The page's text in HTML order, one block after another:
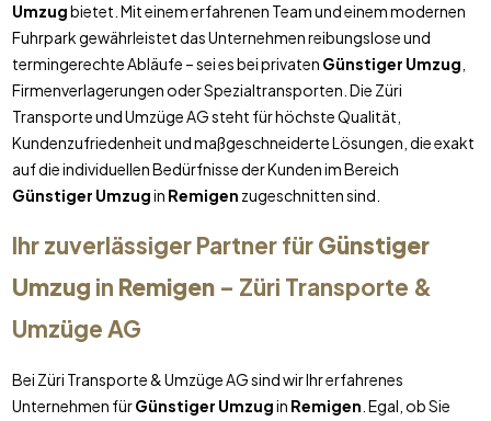
Umzugbietet. Mit einem erfahrenen Team und einem modernen
Fuhrpark gewährleistet das Unternehmen reibungslose und
termingerechte Abläufe – sei es bei privaten Günstiger Umzug
Firmenverlagerungen oder Spezialtransporten. Die Züri
Transporte und Umzüge AG steht für höchste Qualität,
Kundenzufriedenheit und maßgeschneiderte Lösungen, die exakt
auf die individuellen Bedürfnisse der Kunden im Bereich
Günstiger Umzugin Remigen zugeschnitten sind.
Ihr zuverlässiger Partner fürGünstiger
Umzug in Remigen– Züri Transporte &
Umzüge AG
Bei Züri Transporte & Umzüge AG sind wir Ihr erfahrenes
Unternehmen fürGünstiger Umzugin Remigen . Egal, ob Sie